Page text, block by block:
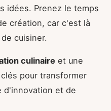
idées. Prenez le temps
création, car c'est là
cuisiner.
culinaire et une
pour transformer
d'innovation et de